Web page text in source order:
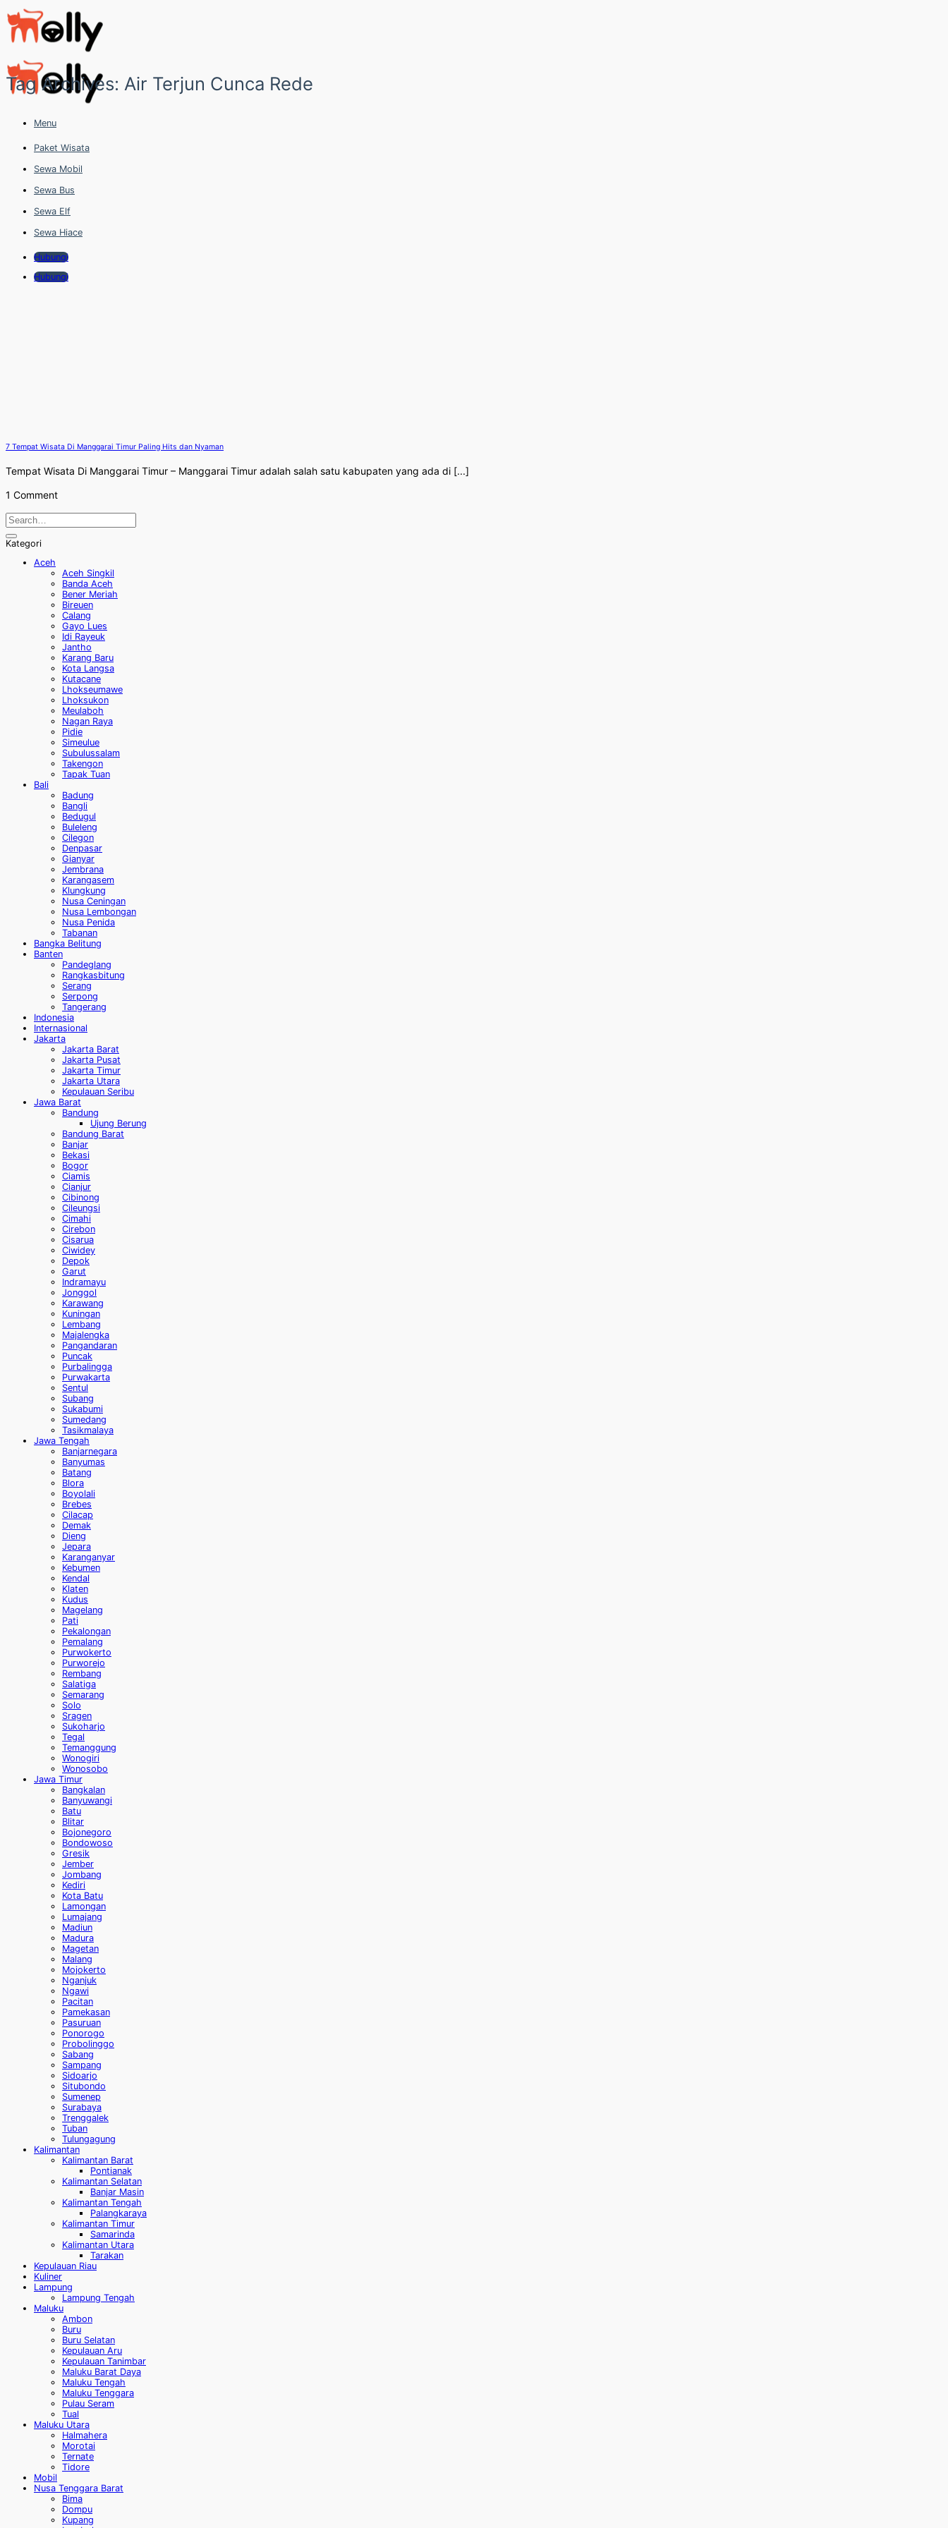
Skip
to
content
Menu
Paket Wisata
Sewa Mobil
Sewa Bus
Sewa Elf
Sewa Hiace
Hubungi
Hubungi
Tag Archives: Air Terjun Cunca Rede
7 Tempat Wisata Di Manggarai Timur Paling Hits dan Nyaman
Tempat Wisata Di Manggarai Timur – Manggarai Timur adalah salah satu kabupaten yang ada di [...]
1 Comment
Kategori
Aceh
Aceh Singkil
Banda Aceh
Bener Meriah
Bireuen
Calang
Gayo Lues
Idi Rayeuk
Jantho
Karang Baru
Kota Langsa
Kutacane
Lhokseumawe
Lhoksukon
Meulaboh
Nagan Raya
Pidie
Simeulue
Subulussalam
Takengon
Tapak Tuan
Bali
Badung
Bangli
Bedugul
Buleleng
Cilegon
Denpasar
Gianyar
Jembrana
Karangasem
Klungkung
Nusa Ceningan
Nusa Lembongan
Nusa Penida
Tabanan
Bangka Belitung
Banten
Pandeglang
Rangkasbitung
Serang
Serpong
Tangerang
Indonesia
Internasional
Jakarta
Jakarta Barat
Jakarta Pusat
Jakarta Timur
Jakarta Utara
Kepulauan Seribu
Jawa Barat
Bandung
Ujung Berung
Bandung Barat
Banjar
Bekasi
Bogor
Ciamis
Cianjur
Cibinong
Cileungsi
Cimahi
Cirebon
Cisarua
Ciwidey
Depok
Garut
Indramayu
Jonggol
Karawang
Kuningan
Lembang
Majalengka
Pangandaran
Puncak
Purbalingga
Purwakarta
Sentul
Subang
Sukabumi
Sumedang
Tasikmalaya
Jawa Tengah
Banjarnegara
Banyumas
Batang
Blora
Boyolali
Brebes
Cilacap
Demak
Dieng
Jepara
Karanganyar
Kebumen
Kendal
Klaten
Kudus
Magelang
Pati
Pekalongan
Pemalang
Purwokerto
Purworejo
Rembang
Salatiga
Semarang
Solo
Sragen
Sukoharjo
Tegal
Temanggung
Wonogiri
Wonosobo
Jawa Timur
Bangkalan
Banyuwangi
Batu
Blitar
Bojonegoro
Bondowoso
Gresik
Jember
Jombang
Kediri
Kota Batu
Lamongan
Lumajang
Madiun
Madura
Magetan
Malang
Mojokerto
Nganjuk
Ngawi
Pacitan
Pamekasan
Pasuruan
Ponorogo
Probolinggo
Sabang
Sampang
Sidoarjo
Situbondo
Sumenep
Surabaya
Trenggalek
Tuban
Tulungagung
Kalimantan
Kalimantan Barat
Pontianak
Kalimantan Selatan
Banjar Masin
Kalimantan Tengah
Palangkaraya
Kalimantan Timur
Samarinda
Kalimantan Utara
Tarakan
Kepulauan Riau
Kuliner
Lampung
Lampung Tengah
Maluku
Ambon
Buru
Buru Selatan
Kepulauan Aru
Kepulauan Tanimbar
Maluku Barat Daya
Maluku Tengah
Maluku Tenggara
Pulau Seram
Tual
Maluku Utara
Halmahera
Morotai
Ternate
Tidore
Mobil
Nusa Tenggara Barat
Bima
Dompu
Kupang